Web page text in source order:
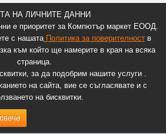
НА ЛИЧНИТЕ ДАННИ
е приоритет за Компютър маркет ЕООД.
с нашатаПолитика за поверителноств
към който ще намерите в края на всяка
страница.
за да подобрим нашите услуги .
на сайта, вие се съгласявате и с
на бисквитки.